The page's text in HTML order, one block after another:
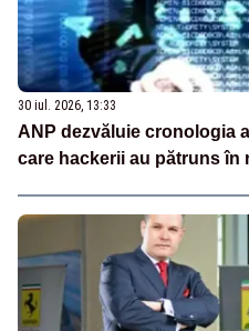
30 iul. 2026, 13:33
ANP dezvăluie cronologia
care hackerii au pătruns în